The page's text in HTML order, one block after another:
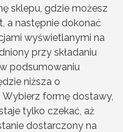
sklepu, gdzie możesz
a następnie dokonać
wyświetlanymi na
przy składaniu
podsumowaniu
niższa o
formę dostawy,
tylko czekać, aż
dostarczony na